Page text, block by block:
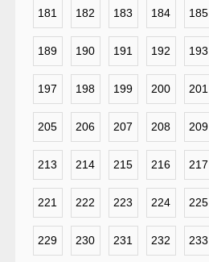
181 182 183 184 185
189 190 191 192 193
197 198 199 200 201
205 206 207 208 209
213 214 215 216 217
221 222 223 224 225
229 230 231 232 233